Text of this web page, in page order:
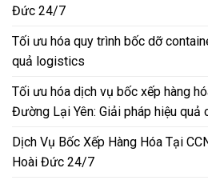
Đức 24/7
Tối ưu hóa quy trình bốc dỡ
quả logistics
Tối ưu hóa dịch vụ bốc xếp hàng
Đường Lại Yên: Giải pháp hiệu quả
Dịch Vụ Bốc Xếp Hàng Hóa Tại
Hoài Đức 24/7